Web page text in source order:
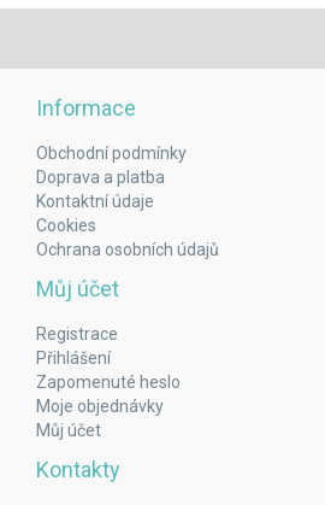
Informace
Obchodní podmínky
Doprava a platba
Kontaktní údaje
Cookies
Ochrana osobních údajů
Můj účet
Registrace
Přihlášení
Zapomenuté heslo
Moje objednávky
Můj účet
Kontakty